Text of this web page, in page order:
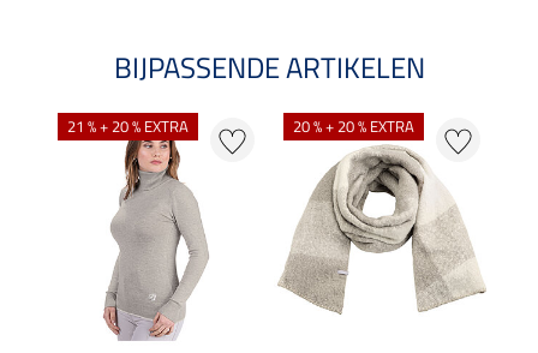
BIJPASSENDE ARTIKELEN
21 % + 20 % EXTRA 20 % + 20 % EXTRA